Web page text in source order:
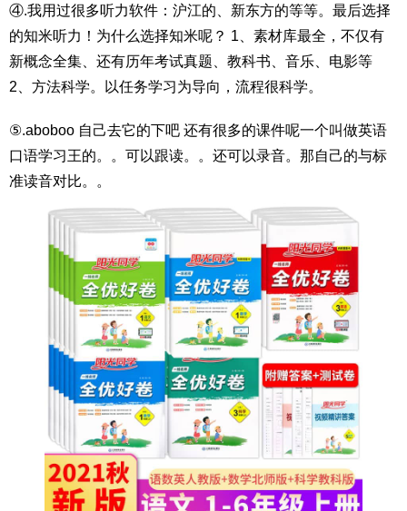
④.我用过很多听力软件：沪江的、新东方的等等。最后选择
的知米听力！为什么选择知米呢？ 1、素材库最全，不仅有
新概念全集、还有历年考试真题、教科书、音乐、电影等
2、方法科学。以任务学习为导向，流程很科学。
⑤.aboboo 自己去它的下吧 还有很多的课件呢一个叫做英语
口语学习王的。。可以跟读。。还可以录音。那自己的与标
准读音对比。。